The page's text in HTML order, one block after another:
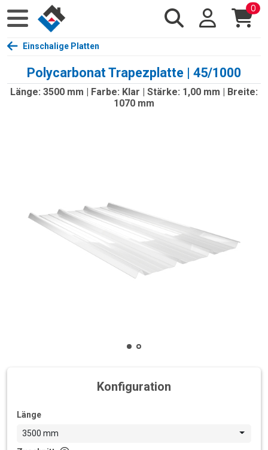
0
Einschalige Platten
Polycarbonat Trapezplatte | 45/1000
Länge: 3500 mm | Farbe: Klar | Stärke: 1,00 mm | Breite:
1070 mm
Konfiguration
Länge
3500 mm